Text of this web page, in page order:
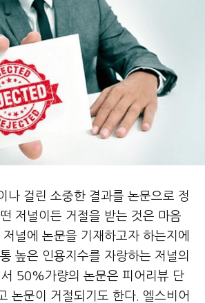
나 걸린 소중한 결과를 논문으로 정
저널이든 거절을 받는 것은 마음
널에 논문을 기재하고자 하는지에
높은 인용지수를 자랑하는 저널의
50%가량의 논문은 피어리뷰 단
논문이 거절되기도 한다. 엘스비어